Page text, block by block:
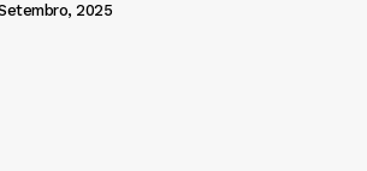
2025